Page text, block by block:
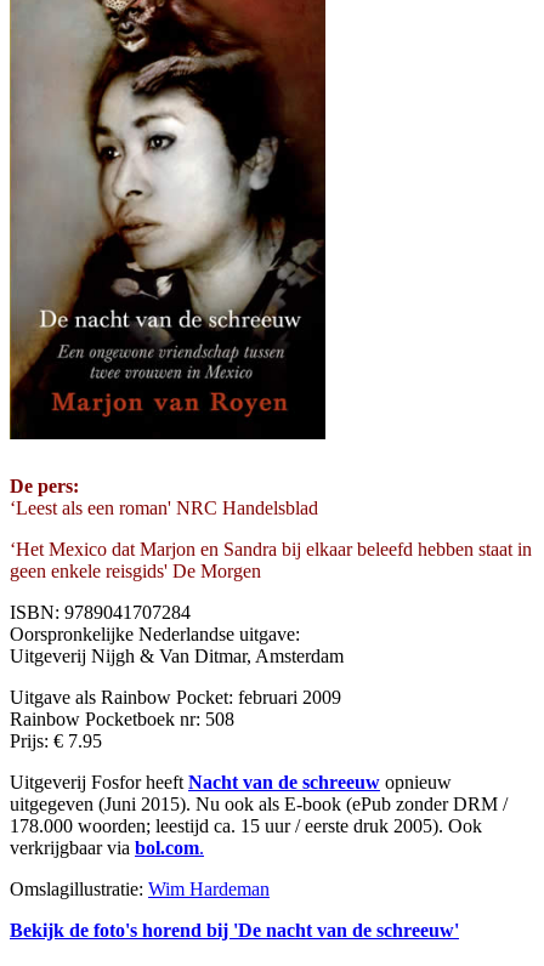
De pers:
‘Leest als een roman' NRC Handelsblad
‘Het Mexico dat Marjon en Sandra bij elkaar beleefd hebben staat in
geen enkele reisgids' De Morgen
ISBN: 9789041707284
Oorspronkelijke Nederlandse uitgave:
Uitgeverij Nijgh & Van Ditmar, Amsterdam
Uitgave als Rainbow Pocket: februari 2009
Rainbow Pocketboek nr: 508
Prijs: € 7.95
Uitgeverij Fosfor heeft Nacht van de schreeuw opnieuw
uitgegeven (Juni 2015). Nu ook als E-book (ePub zonder DRM /
178.000 woorden; leestijd ca. 15 uur / eerste druk 2005). Ook
verkrijgbaar via bol.com.
Omslagillustratie: Wim Hardeman
Bekijk de foto's horend bij 'De nacht van de schreeuw'